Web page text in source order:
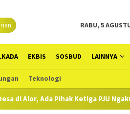
RABU, 5
EKBIS SOSBUD LAINNYA
Teknologi
PJU Ngaku Belum Diperiksa, Koq